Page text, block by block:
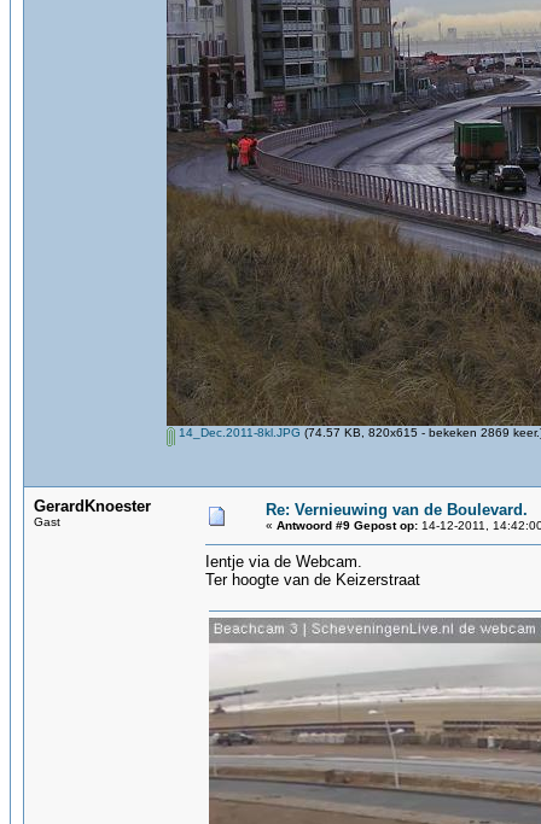
14_Dec.2011-8kl.JPG (74.57 KB, 820x615 - bekeken 2869
GerardKnoester
Gast
Re: Vernieuwing van de Boulevard.
« Antwoord #9 Gepost op: 14-12-2011,
Ientje via de Webcam.
Ter hoogte van de Keizerstraat